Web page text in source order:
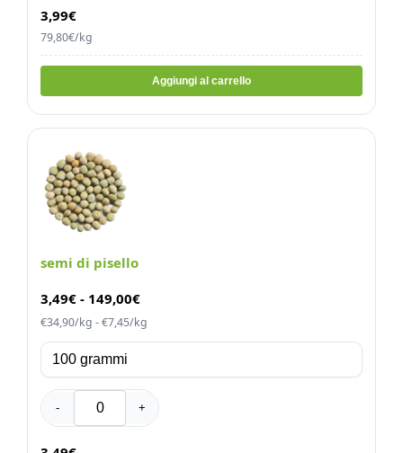
3,99€
79,80€/kg
Aggiungi al carrello
semi di pisello
3,49€ - 149,00€
€34,90/kg - €7,45/kg
- +